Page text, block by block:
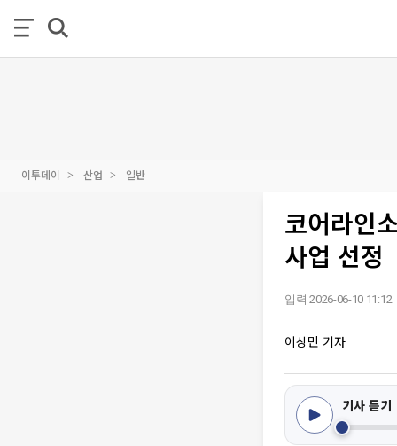
이투데이 산업 일반
코어라인
사업 선정
입력 2026-06-10 11:12
이상민 기자
기사 듣기